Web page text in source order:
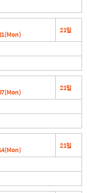
21일
21일
21일